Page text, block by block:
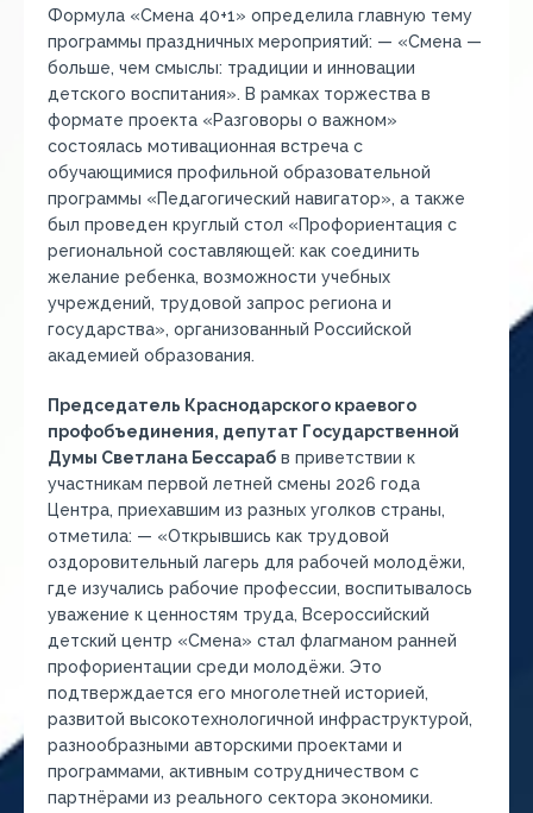
Формула «Смена 40+1» определила главную тему
программы праздничных мероприятий: — «Смена —
больше, чем смыслы: традиции и инновации
детского воспитания». В рамках торжества в
формате проекта «Разговоры о важном»
состоялась мотивационная встреча с
обучающимися профильной образовательной
программы «Педагогический навигатор», а также
был проведен круглый стол «Профориентация с
региональной составляющей: как соединить
желание ребенка, возможности учебных
учреждений, трудовой запрос региона и
государства», организованный Российской
академией образования.
Председатель Краснодарского краевого
профобъединения, депутат Государственной
Думы Светлана Бессараб в приветствии к
участникам первой летней смены 2026 года
Центра, приехавшим из разных уголков страны,
отметила: — «Открывшись как трудовой
оздоровительный лагерь для рабочей молодёжи,
где изучались рабочие профессии, воспитывалось
уважение к ценностям труда, Всероссийский
детский центр «Смена» стал флагманом ранней
профориентации среди молодёжи. Это
подтверждается его многолетней историей,
развитой высокотехнологичной инфраструктурой,
разнообразными авторскими проектами и
программами, активным сотрудничеством с
партнёрами из реального сектора экономики.